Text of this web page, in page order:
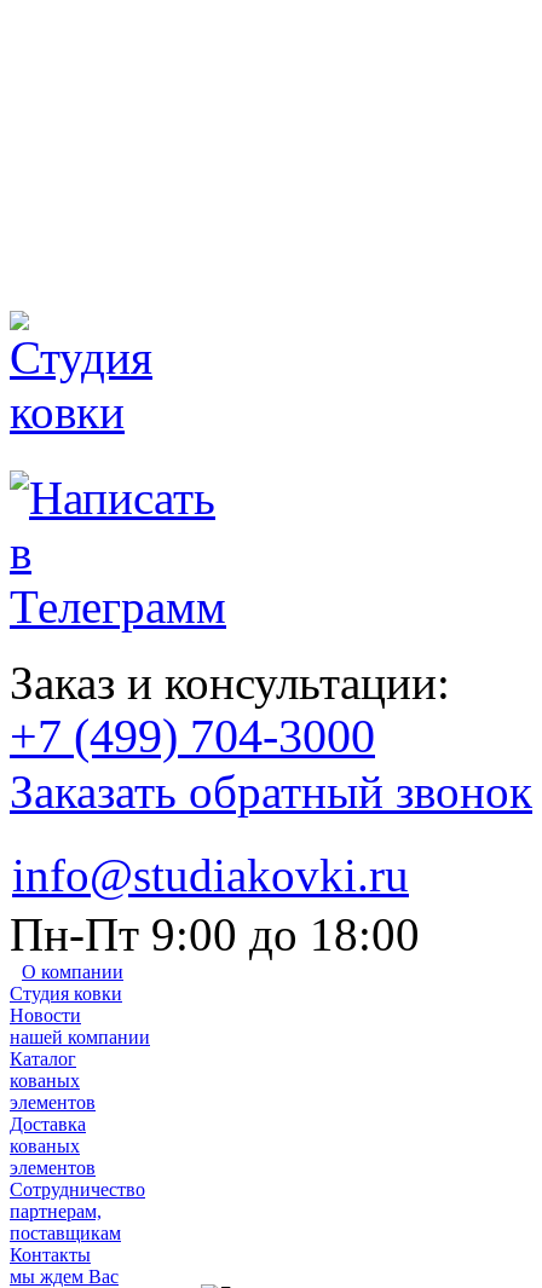
Заказ и консультации:
+7 (499) 704-3000
Заказать обратный звонок
info@studiakovki.ru
Пн-Пт 9:00 до 18:00
О компании
Студия ковки
Новости
нашей компании
Каталог
кованых
элементов
Доставка
кованых
элементов
Сотрудничество
партнерам,
поставщикам
Контакты
мы ждем Вас